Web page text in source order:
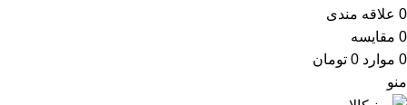
0 علاقه مندی
0 مقایسه
0 موارد 0 تومان
منو